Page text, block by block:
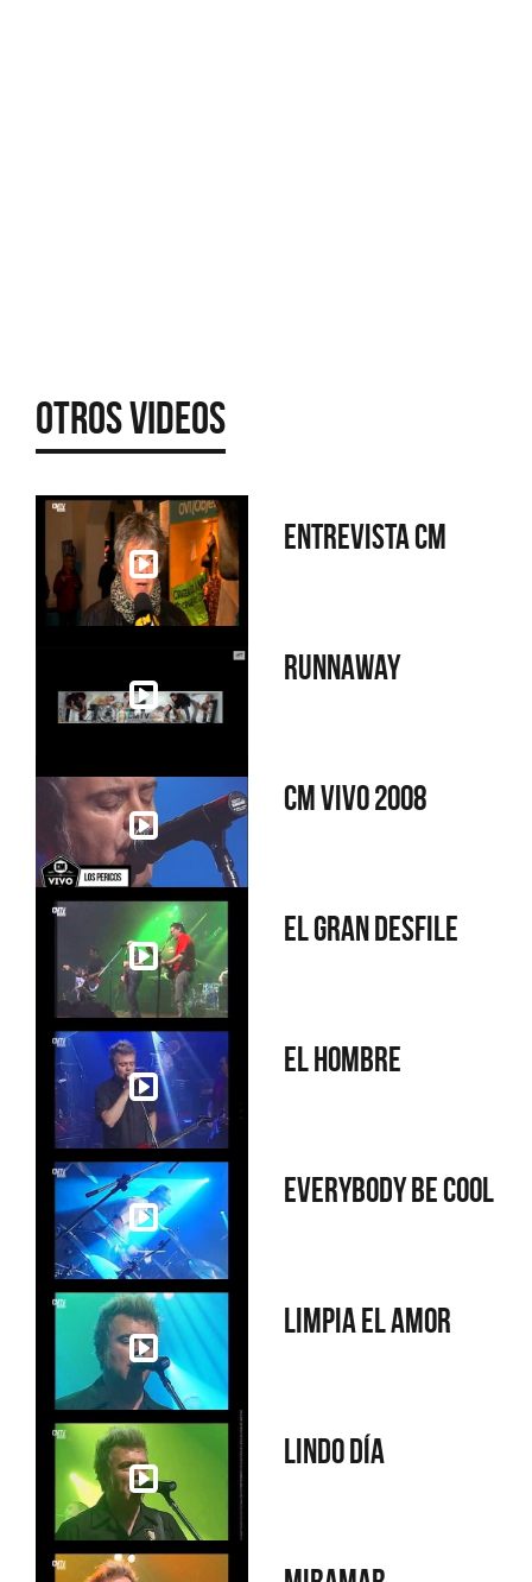
Otros Videos
Entrevista CM
Runnaway
CM Vivo 2008
El gran desfile
El hombre
Everybody be cool
Limpia el amor
Lindo día